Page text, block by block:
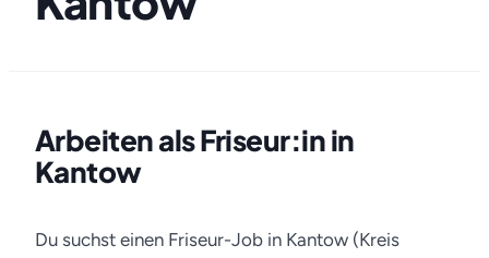
Arbeiten als Friseur:in in
Kantow
Du suchst einen Friseur-Job in Kantow (Kreis